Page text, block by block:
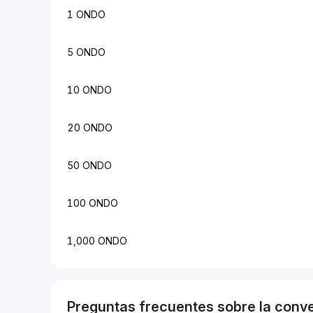
1 ONDO
5 ONDO
10 ONDO
20 ONDO
50 ONDO
100 ONDO
1,000 ONDO
Preguntas frecuentes sobre la